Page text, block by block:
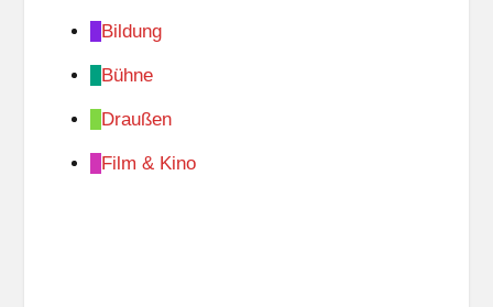
Bildung
Bühne
Draußen
Film & Kino